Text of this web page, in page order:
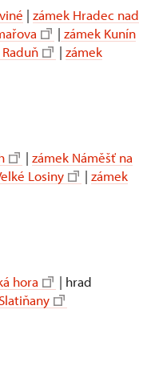
| zámek Hradec nad
| zámek Kunín
| zámek
| zámek Náměšť na
Losiny | zámek
hora
| hrad